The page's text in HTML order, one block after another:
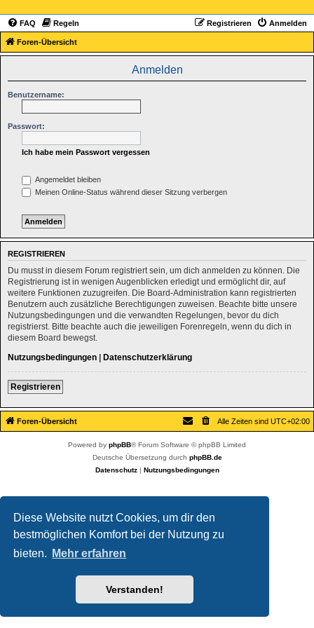
Diese Website nutzt Cookies, um dir den
bestmöglichen Komfort bei der Nutzung zu
bieten.
Mehr erfahren
Verstanden!
FAQ Regeln Anmelden
Registrieren
Foren-Übersicht
Anmelden
Benutzername:
Passwort:
Ich habe mein Passwort vergessen
Angemeldet bleiben
Meinen Online-Status während dieser Sitzung verbergen
REGISTRIEREN
Du musst in diesem Forum registriert sein, um dich anmelden zu können. Die
Registrierung ist in wenigen Augenblicken erledigt und ermöglicht dir, auf
weitere Funktionen zuzugreifen. Die Board-Administration kann registrierten
Benutzern auch zusätzliche Berechtigungen zuweisen. Beachte bitte unsere
Nutzungsbedingungen und die verwandten Regelungen, bevor du dich
registrierst. Bitte beachte auch die jeweiligen Forenregeln, wenn du dich in
diesem Board bewegst.
Nutzungsbedingungen | Datenschutzerklärung
Registrieren
Foren-Übersicht Alle Zeiten sind UTC+02:00
Powered by phpBB® Forum Software © phpBB Limited
Deutsche Übersetzung durch phpBB.de
Datenschutz| Nutzungsbedingungen